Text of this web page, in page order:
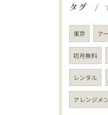
タグ
東京 ア
初月無料
レンタル
アレンジメ